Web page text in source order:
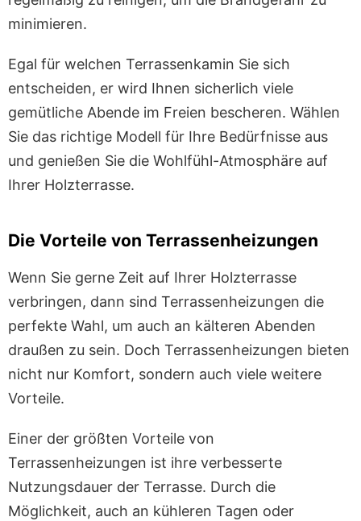
minimieren.
Egal für welchen Terrassenkamin Sie sich
entscheiden, er wird Ihnen sicherlich viele
gemütliche Abende im Freien bescheren. Wählen
Sie das richtige Modell für Ihre Bedürfnisse aus
und genießen Sie die Wohlfühl-Atmosphäre auf
Ihrer Holzterrasse.
Die Vorteile von Terrassenheizungen
Wenn Sie gerne Zeit auf Ihrer Holzterrasse
verbringen, dann sind Terrassenheizungen die
perfekte Wahl, um auch an kälteren Abenden
draußen zu sein. Doch Terrassenheizungen bieten
nicht nur Komfort, sondern auch viele weitere
Vorteile.
Einer der größten Vorteile von
Terrassenheizungen ist ihre verbesserte
Nutzungsdauer der Terrasse. Durch die
Möglichkeit, auch an kühleren Tagen oder